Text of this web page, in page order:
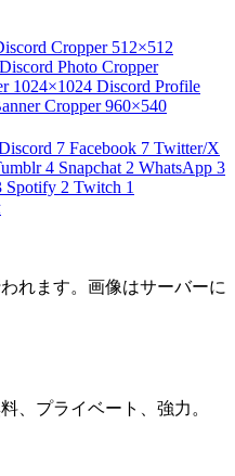
Cropper 512×512
Discord Photo Cropper
1024×1024 Discord Profile
Cropper 960×540
7 Facebook 7 Twitter/X
4 Snapchat 2 WhatsApp 3
Spotify 2 Twitch 1
れます。画像はサーバーに
、プライベート、強力。